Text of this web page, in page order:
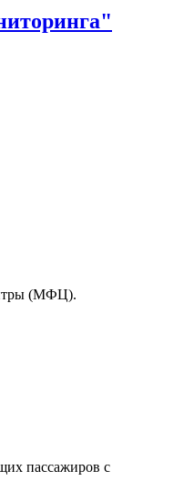
(МФЦ).
пассажиров с